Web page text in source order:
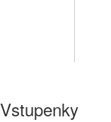
Vstupenky